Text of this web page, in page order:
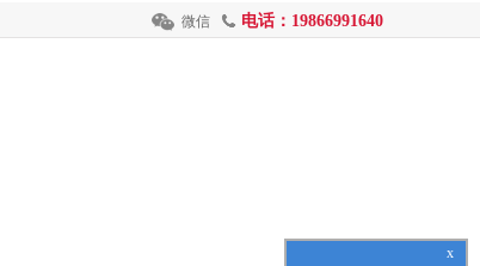
微信 电话：19866991640
x